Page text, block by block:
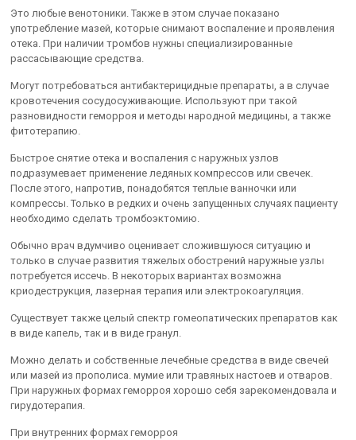
Это любые венотоники. Также в этом случае показано
употребление мазей, которые снимают воспаление и проявления
отека. При наличии тромбов нужны специализированные
рассасывающие средства.
Могут потребоваться антибактерицидные препараты, а в случае
кровотечения сосудосуживающие. Используют при такой
разновидности геморроя и методы народной медицины, а также
фитотерапию.
Быстрое снятие отека и воспаления с наружных узлов
подразумевает применение ледяных компрессов или свечек.
После этого, напротив, понадобятся теплые ванночки или
компрессы. Только в редких и очень запущенных случаях пациенту
необходимо сделать тромбоэктомию.
Обычно врач вдумчиво оценивает сложившуюся ситуацию и
только в случае развития тяжелых обострений наружные узлы
потребуется иссечь. В некоторых вариантах возможна
криодеструкция, лазерная терапия или электрокоагуляция.
Существует также целый спектр гомеопатических препаратов как
в виде капель, так и в виде гранул.
Можно делать и собственные лечебные средства в виде свечей
или мазей из прополиса. мумие или травяных настоев и отваров.
При наружных формах геморроя хорошо себя зарекомендовала и
гирудотерапия.
При внутренних формах геморроя